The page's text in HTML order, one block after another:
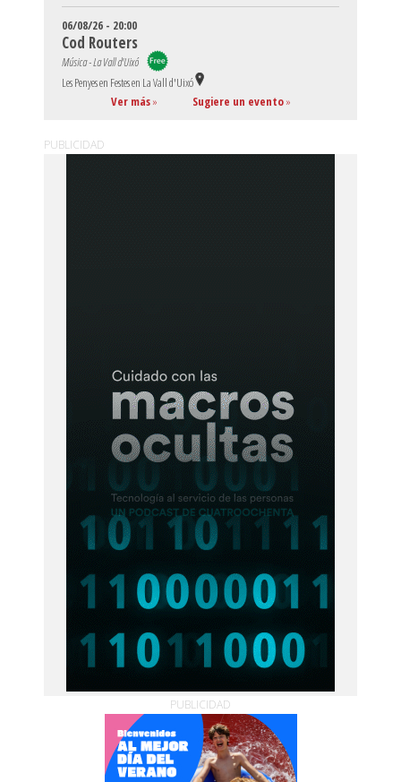
06/08/26 - 20:00
Cod Routers
Música - La Vall d'Uixó
Les Penyes en Festes en La Vall d'Uixó
Ver más» Sugiere un evento»
PUBLICIDAD
PUBLICIDAD